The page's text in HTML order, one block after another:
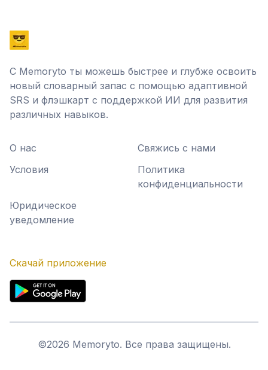
С Memoryto ты можешь быстрее и глубже освоить
новый словарный запас с помощью адаптивной
SRS и флэшкарт с поддержкой ИИ для развития
различных навыков.
О нас
Свяжись с нами
Условия
Политика
конфиденциальности
Юридическое
уведомление
Скачай приложение
©2026 Memoryto. Все права защищены.